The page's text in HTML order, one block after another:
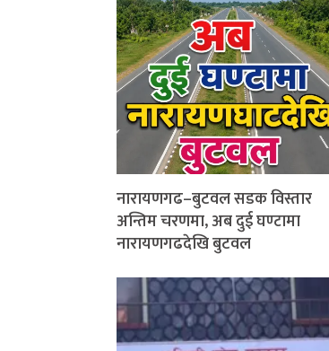
नारायणगढ–बुटवल सडक विस्तार
अन्तिम चरणमा, अब दुई घण्टामा
नारायणगढदेखि बुटवल